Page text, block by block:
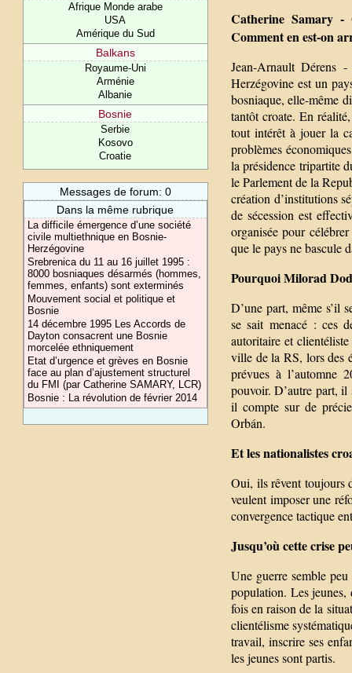
Afrique Monde arabe
USA
Amérique du Sud
Balkans
Royaume-Uni
Arménie
Albanie
Bosnie
Serbie
Kosovo
Croatie
Messages de forum: 0
Dans la même rubrique
La difficile émergence d’une société
civile multiethnique en Bosnie-
Herzégovine
Srebrenica du 11 au 16 juillet 1995 :
8000 bosniaques désarmés (hommes,
femmes, enfants) sont exterminés
Mouvement social et politique et
Bosnie
14 décembre 1995 Les Accords de
Dayton consacrent une Bosnie
morcelée ethniquement
Etat d’urgence et grèves en Bosnie
face au plan d’ajustement structurel
du FMI (par Catherine SAMARY, LCR)
Bosnie : La révolution de février 2014
Catherine Samary -
Comment en est-on
Jean-Arnault Dérens
Herzégovine est un
bosniaque, elle-même
tantôt croate. En
tout intérêt à jouer la
problèmes
la présidence tripartite
le Parlement de la
création d’institutions
de sécession est
organisée pour
que le pays ne bascule
Pourquoi Milorad
D’une part, même s’il
se sait menacé : ces
autoritaire et
ville de la RS, lors des
prévues à l’automne
pouvoir. D’autre part,
il compte sur de
Orbán.
Et les nationalistes
Oui, ils rêvent toujours
veulent imposer une
convergence tactique
Jusqu’où cette crise
Une guerre semble
population. Les jeunes,
fois en raison de la
clientélisme
travail, inscrire ses
les jeunes sont partis.